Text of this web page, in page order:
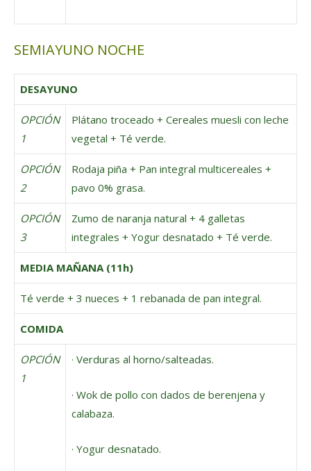
SEMIAYUNO NOCHE
DESAYUNO
OPCIÓN
1
Plátano troceado + Cereales muesli con leche
vegetal + Té verde.
OPCIÓN
2
Rodaja piña + Pan integral multicereales +
pavo 0% grasa.
OPCIÓN
3
Zumo de naranja natural + 4 galletas
integrales + Yogur desnatado + Té verde.
MEDIA MAÑANA (11h)
Té verde + 3 nueces + 1 rebanada de pan integral.
COMIDA
OPCIÓN
1
· Verduras al horno/salteadas.
· Wok de pollo con dados de berenjena y
calabaza.
· Yogur desnatado.